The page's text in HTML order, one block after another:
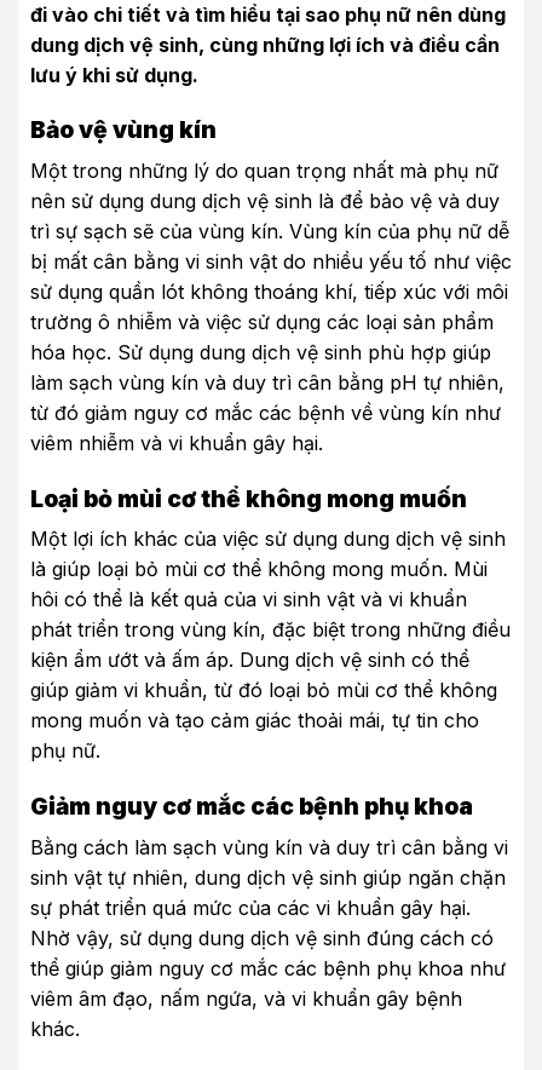
đi vào chi tiết và tìm hiểu tại sao phụ nữ nên dùng
dung dịch vệ sinh, cùng những lợi ích và điều cần
lưu ý khi sử dụng.
Bảo vệ vùng kín
Một trong những lý do quan trọng nhất mà phụ nữ
nên sử dụng dung dịch vệ sinh là để bảo vệ và duy
trì sự sạch sẽ của vùng kín. Vùng kín của phụ nữ dễ
bị mất cân bằng vi sinh vật do nhiều yếu tố như việc
sử dụng quần lót không thoáng khí, tiếp xúc với môi
trường ô nhiễm và việc sử dụng các loại sản phẩm
hóa học. Sử dụng dung dịch vệ sinh phù hợp giúp
làm sạch vùng kín và duy trì cân bằng pH tự nhiên,
từ đó giảm nguy cơ mắc các bệnh về vùng kín như
viêm nhiễm và vi khuẩn gây hại.
Loại bỏ mùi cơ thể không mong muốn
Một lợi ích khác của việc sử dụng dung dịch vệ sinh
là giúp loại bỏ mùi cơ thể không mong muốn. Mùi
hôi có thể là kết quả của vi sinh vật và vi khuẩn
phát triển trong vùng kín, đặc biệt trong những điều
kiện ẩm ướt và ấm áp. Dung dịch vệ sinh có thể
giúp giảm vi khuẩn, từ đó loại bỏ mùi cơ thể không
mong muốn và tạo cảm giác thoải mái, tự tin cho
phụ nữ.
Giảm nguy cơ mắc các bệnh phụ khoa
Bằng cách làm sạch vùng kín và duy trì cân bằng vi
sinh vật tự nhiên, dung dịch vệ sinh giúp ngăn chặn
sự phát triển quá mức của các vi khuẩn gây hại.
Nhờ vậy, sử dụng dung dịch vệ sinh đúng cách có
thể giúp giảm nguy cơ mắc các bệnh phụ khoa như
viêm âm đạo, nấm ngứa, và vi khuẩn gây bệnh
khác.